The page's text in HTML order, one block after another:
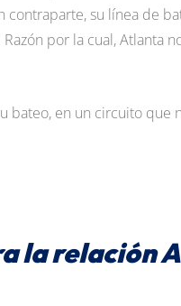
contraparte, su línea de
por la cual, Atlanta
bateo, en un circuito
la relación